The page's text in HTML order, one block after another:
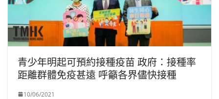
青少年明起可預約接種疫苗 政府：接種率
距離群體免疫甚遠 呼籲各界儘快接種
10/06/2021